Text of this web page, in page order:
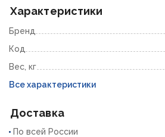
Характеристики
Бренд
Код
Вес, кг
Все характеристики
Доставка
По всей России